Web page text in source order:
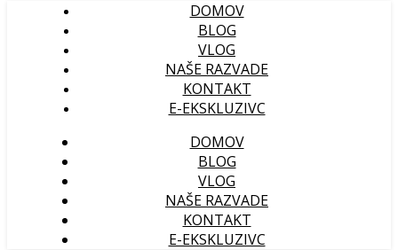
DOMOV
BLOG
VLOG
NAŠE RAZVADE
KONTAKT
E-EKSKLUZIVC
DOMOV
BLOG
VLOG
NAŠE RAZVADE
KONTAKT
E-EKSKLUZIVC